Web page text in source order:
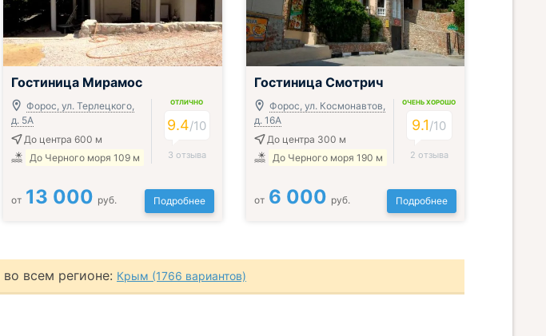
Гостиница Мирамос
Форос, ул. Терлецкого,
д. 5А
До центра 600 м
До Черного моря 109 м
ОТЛИЧНО
9.4/10
3 отзыва
от 13 000 руб. Подробнее
Гостиница Смотрич
Форос, ул. Космонавтов,
д. 16А
До центра 300 м
До Черного моря 190 м
ОЧЕНЬ ХОРОШО
9.1/10
2 отзыва
от 6 000 руб. Подробнее
всем регионе: Крым (1766 вариантов)